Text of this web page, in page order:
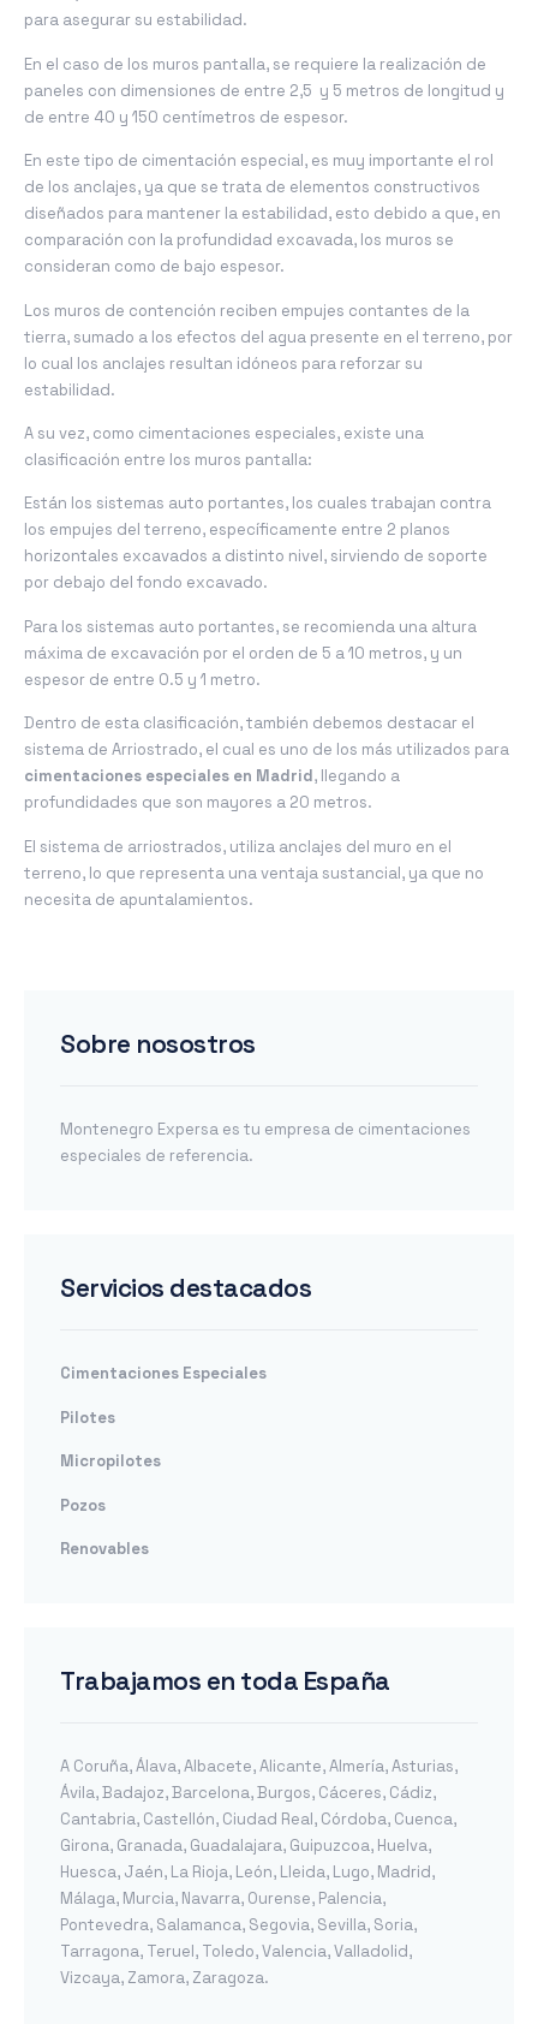
para asegurar su estabilidad.
En el caso de los muros pantalla, se requiere la realización de
paneles con dimensiones de entre 2,5 y 5 metros de longitud y
de entre 40 y 150 centímetros de espesor.
En este tipo de cimentación especial, es muy importante el rol
de los anclajes, ya que se trata de elementos constructivos
diseñados para mantener la estabilidad, esto debido a que, en
comparación con la profundidad excavada, los muros se
consideran como de bajo espesor.
Los muros de contención reciben empujes contantes de la
tierra, sumado a los efectos del agua presente en el terreno, por
lo cual los anclajes resultan idóneos para reforzar su
estabilidad.
A su vez, como cimentaciones especiales, existe una
clasificación entre los muros pantalla:
Están los sistemas auto portantes, los cuales trabajan contra
los empujes del terreno, específicamente entre 2 planos
horizontales excavados a distinto nivel, sirviendo de soporte
por debajo del fondo excavado.
Para los sistemas auto portantes, se recomienda una altura
máxima de excavación por el orden de 5 a 10 metros, y un
espesor de entre 0.5 y 1 metro.
Dentro de esta clasificación, también debemos destacar el
sistema de Arriostrado, el cual es uno de los más utilizados para
cimentaciones especiales en Madrid, llegando a
profundidades que son mayores a 20 metros.
El sistema de arriostrados, utiliza anclajes del muro en el
terreno, lo que representa una ventaja sustancial, ya que no
necesita de apuntalamientos.
Sobre nosostros
Montenegro Expersa es tu empresa de cimentaciones
especiales de referencia.
Servicios destacados
Cimentaciones Especiales
Pilotes
Micropilotes
Pozos
Renovables
Trabajamos en toda España
A Coruña,Álava,Albacete,Alicante,Almería,Asturias,
Ávila,Badajoz,Barcelona,Burgos, Cáceres, Cádiz,
Cantabria, Castellón, Ciudad Real, Córdoba, Cuenca,
Girona, Granada, Guadalajara, Guipuzcoa, Huelva,
Huesca, Jaén, La Rioja, León, Lleida, Lugo, Madrid,
Málaga, Murcia, Navarra, Ourense, Palencia,
Pontevedra, Salamanca, Segovia, Sevilla, Soria,
Tarragona, Teruel, Toledo,Valencia,Valladolid,
Vizcaya, Zamora, Zaragoza.